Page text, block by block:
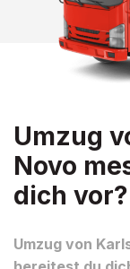
Umzug
Novo
dich vor?
Umzug von